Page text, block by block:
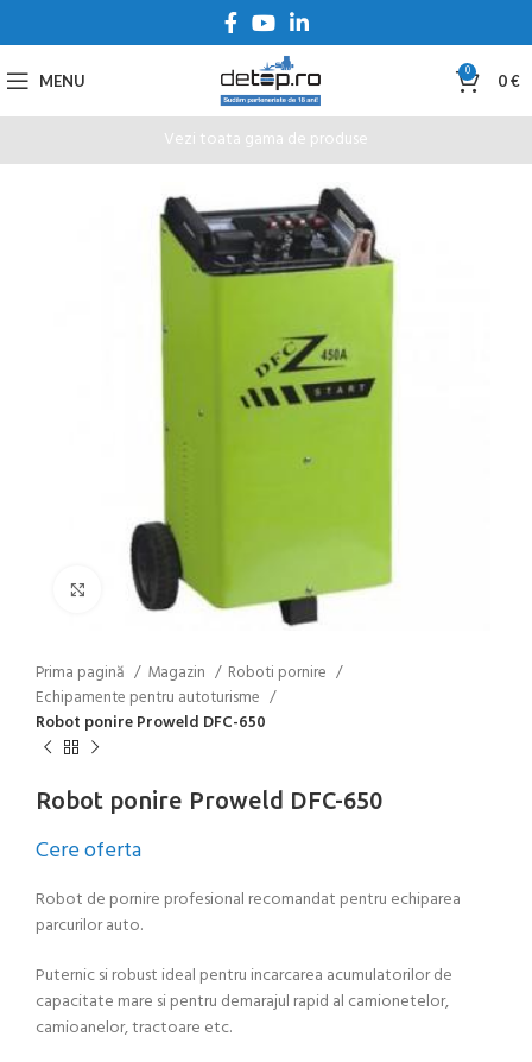
MENU 0 0€
Vezi toata gama de produse
Click to enlarge
Prima pagină Magazin
Roboti pornire
Echipamente pentru autoturisme
Robot ponire Proweld DFC-650
Robot ponire Proweld DFC-650
Cere oferta
Robot de pornire profesional recomandat pentru echiparea
parcurilor auto.
Puternic si robust ideal pentru incarcarea acumulatorilor de
capacitate mare si pentru demarajul rapid al camionetelor,
camioanelor, tractoare etc.